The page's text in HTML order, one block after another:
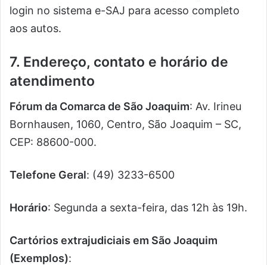
login no sistema e-SAJ para acesso completo
aos autos.
7. Endereço, contato e horário de
atendimento
Fórum da Comarca de São Joaquim: Av. Irineu
Bornhausen, 1060, Centro, São Joaquim – SC,
CEP: 88600-000.
Telefone Geral: (49) 3233-6500
Horário: Segunda a sexta-feira, das 12h às 19h.
Cartórios extrajudiciais em São Joaquim
(Exemplos):